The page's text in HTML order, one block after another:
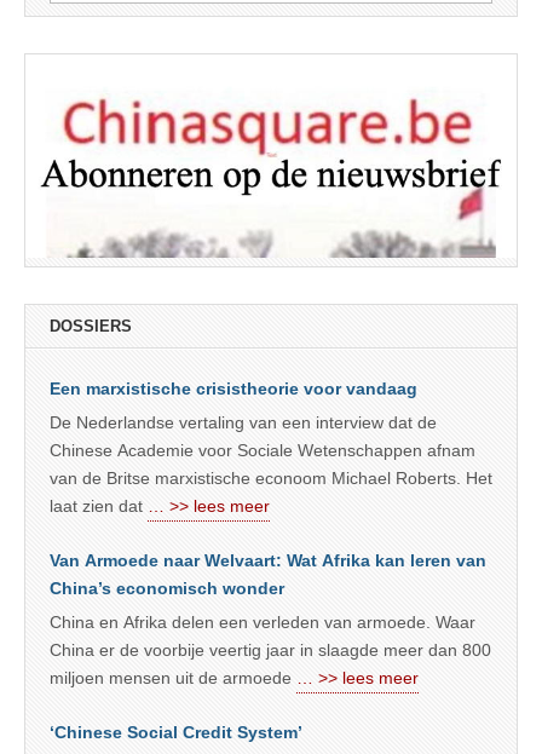
DOSSIERS
Een marxistische crisistheorie voor vandaag
De Nederlandse vertaling van een interview dat de
Chinese Academie voor Sociale Wetenschappen afnam
van de Britse marxistische econoom Michael Roberts. Het
laat zien dat
… >> lees meer
Van Armoede naar Welvaart: Wat Afrika kan leren van
China’s economisch wonder
China en Afrika delen een verleden van armoede. Waar
China er de voorbije veertig jaar in slaagde meer dan 800
miljoen mensen uit de armoede
… >> lees meer
‘Chinese Social Credit System’